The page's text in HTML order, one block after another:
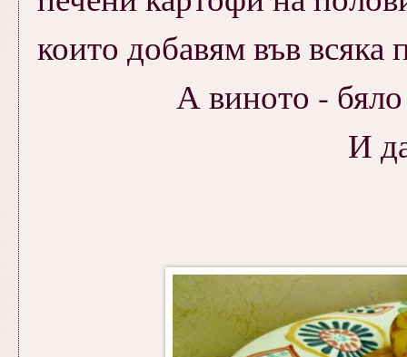
които добавям във всяка
А виното -
И